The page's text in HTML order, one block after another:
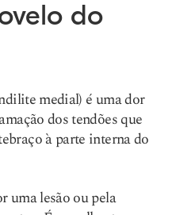
do
medial) é uma dor
dos tendões que
à parte interna do
uma lesão ou pela